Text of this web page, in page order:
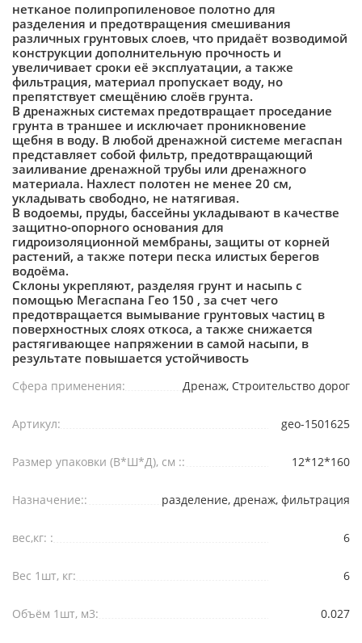
нетканое полипропиленовое полотно для
разделения и предотвращения смешивания
различных грунтовых слоев, что придаёт возводимой
конструкции дополнительную прочность и
увеличивает сроки её эксплуатации, а также
фильтрация, материал пропускает воду, но
препятствует смещёнию слоёв грунта.
В дренажных системах предотвращает проседание
грунта в траншее и исключает проникновение
щебня в воду. В любой дренажной системе мегаспан
представляет собой фильтр, предотвращающий
заиливание дренажной трубы или дренажного
материала. Нахлест полотен не менее 20 см,
укладывать свободно, не натягивая.
В водоемы, пруды, бассейны укладывают в качестве
защитно-опорного основания для
гидроизоляционной мембраны, защиты от корней
растений, а также потери песка илистых берегов
водоёма.
Склоны укрепляют, разделяя грунт и насыпь с
помощью Мегаспана Гео 150 , за счет чего
предотвращается вымывание грунтовых частиц в
поверхностных слоях откоса, а также снижается
растягивающее напряжении в самой насыпи, в
результате повышается устойчивость
Сфера применения: Дренаж, Строительство дорог
Артикул: geo-1501625
Размер упаковки (В*Ш*Д), см :: 12*12*160
Назначение:: разделение, дренаж, фильтрация
вес,кг: : 6
Вес 1шт, кг: 6
Объём 1шт, м3: 0.027